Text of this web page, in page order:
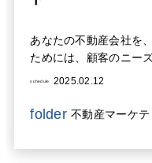
あなたの不動産会社を
ためには、顧客のニー
うことで、顧客満足度
常に変化する市場に合
schedule 2025.02.12
folder 不動産マーケ